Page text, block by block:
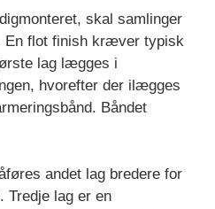
skal samlinger
En flot finish kræver typisk
lag lægges i
hvorefter der ilægges
Båndet
andet lag bredere for
Tredje lag er en